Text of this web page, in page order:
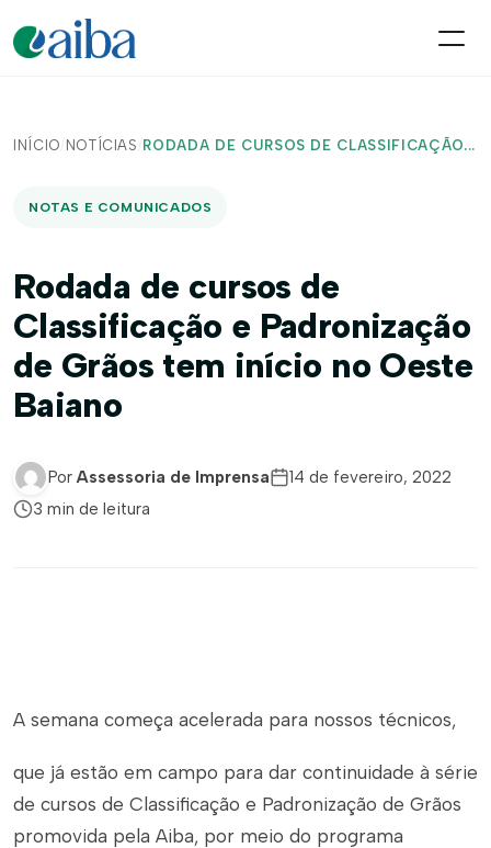
INÍCIO/ NOTÍCIAS / RODADA DE CURSOS DE CLASSIFICAÇÃO...
NOTAS E COMUNICADOS
Rodada de cursos de
Classificação e Padronização
de Grãos tem início no Oeste
Baiano
Por Assessoria de Imprensa
14 de fevereiro, 2022
3 min de leitura
A semana começa acelerada para nossos técnicos,
que já estão em campo para dar continuidade à série
de cursos de Classificação e Padronização de Grãos
promovida pela Aiba, por meio do programa